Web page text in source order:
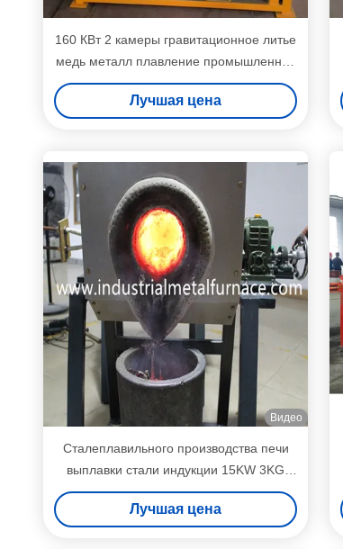
160 КВт 2 камеры гравитационное литье
медь металл плавление промышленная
индукционная печь для медной остатков
Лучшая цена
Видео
Сталеплавильного производства печи
выплавки стали индукции 15KW 3KG
частота промышленного средняя
Лучшая цена